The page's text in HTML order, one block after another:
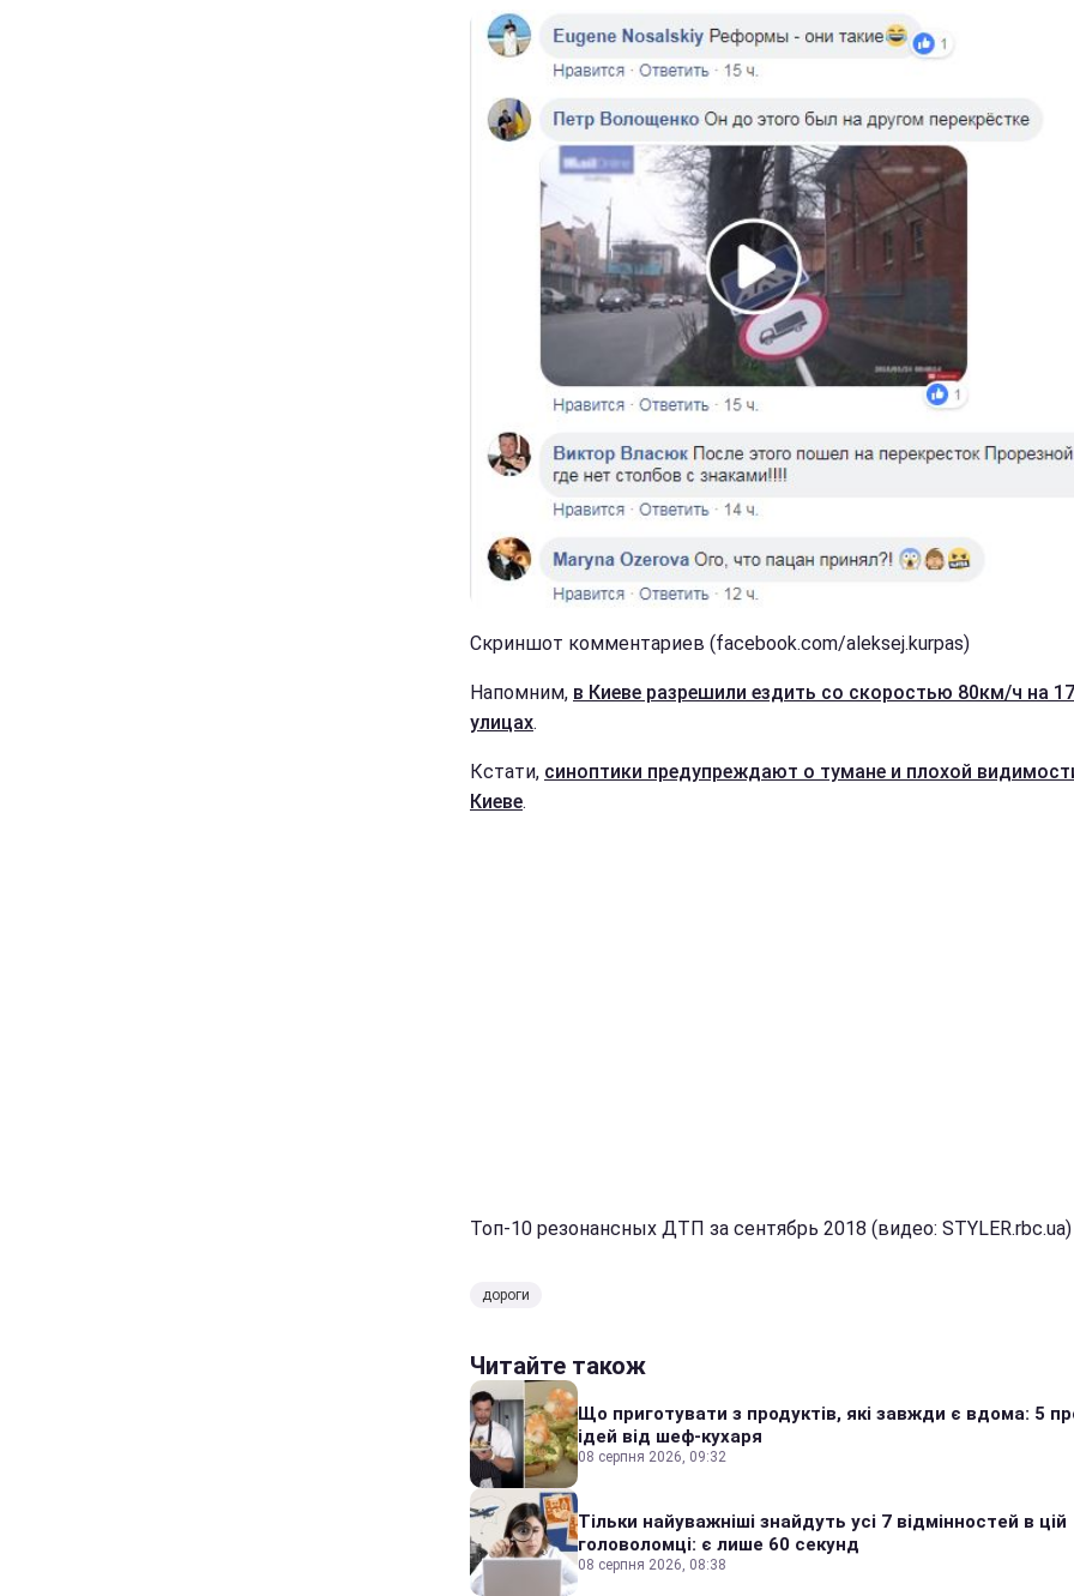
Скриншот комментариев (facebook.com/aleksej.kurpas)
Напомним, в Киеве разрешили ездить со скоростью 80км/ч на 17
улицах.
Кстати, синоптики предупреждают о тумане и плохой
Киеве.
Топ-10 резонансных ДТП за сентябрь 2018 (видео: STYLER.rbc.ua)
дороги
Читайте також
Що приготувати з продуктів, які завжди є вдома: 5
ідей від шеф-кухаря
08 серпня 2026, 09:32
Тільки найуважніші знайдуть усі 7 відмінностей в цій
головоломці: є лише 60 секунд
08 серпня 2026, 08:38